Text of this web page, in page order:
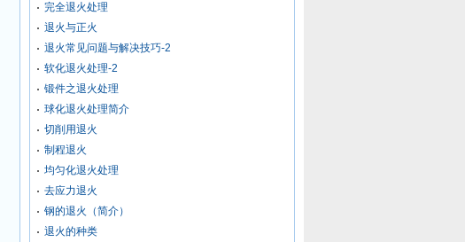
完全退火处理
退火与正火
退火常见问题与解决技巧-2
软化退火处理-2
锻件之退火处理
球化退火处理简介
切削用退火
制程退火
均匀化退火处理
去应力退火
钢的退火（简介）
退火的种类